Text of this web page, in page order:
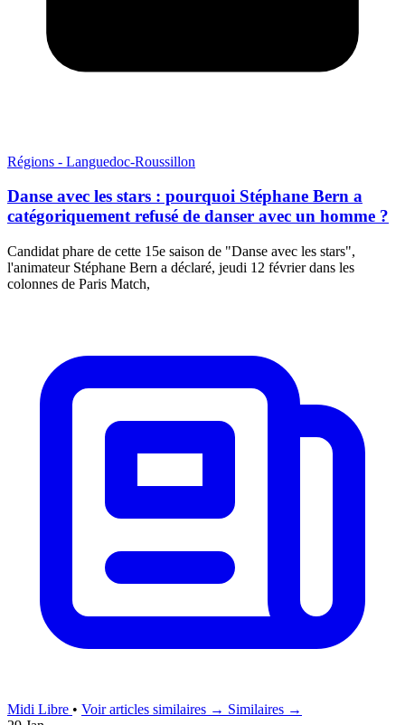
Régions - Languedoc-Roussillon
Danse avec les stars : pourquoi Stéphane Bern a
catégoriquement refusé de danser avec un homme ?
Candidat phare de cette 15e saison de "Danse avec les stars",
l'animateur Stéphane Bern a déclaré, jeudi 12 février dans les
colonnes de Paris Match,
Midi Libre • Voir articles similaires → Similaires →